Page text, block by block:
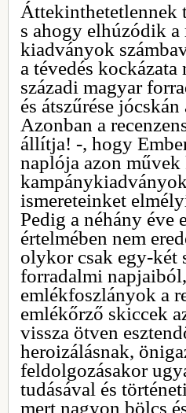
s ahogy elhúzódik
kiadványok
a tévedés
századi magyar
és átszűrése
Azonban a
állítja! -, hogy
naplója azon
ismereteinket
Pedig a néhány éve
értelmében nem
olykor csak egy-két
forradalmi
emlékfoszlányok a
emlékőrző skiccek
vissza ötven
heroizálásnak,
feldolgozásakor
tudásával és
mert nagyon bölcs